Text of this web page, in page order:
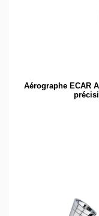
Aérographe ECAR